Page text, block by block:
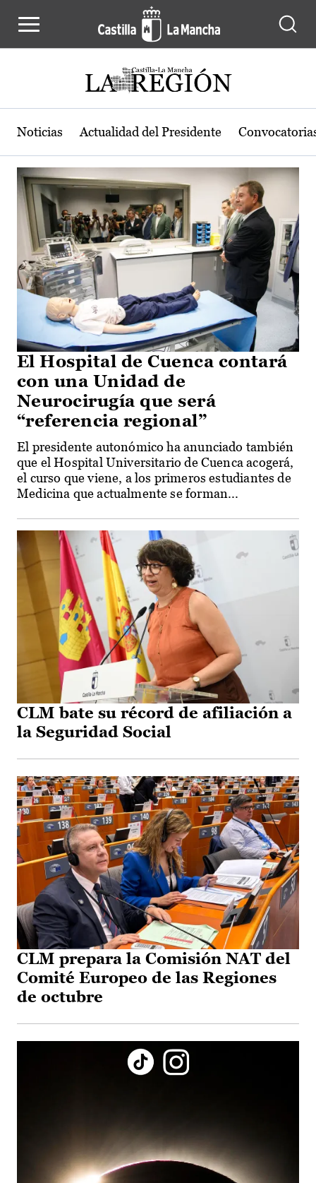
Actualidad de la región de Castilla-
Noticias Actualidad del Presidente
El Hospital de Cuenca contará
con una Unidad de
Neurocirugía que será
“referencia regional”
El presidente autonómico ha anunciado también
que el Hospital Universitario de Cuenca acogerá,
el curso que viene, a los primeros estudiantes de
Medicina que actualmente se forman...
CLM bate su récord de afiliación a
la Seguridad Social
CLM prepara la Comisión NAT del
Comité Europeo de las Regiones
de octubre